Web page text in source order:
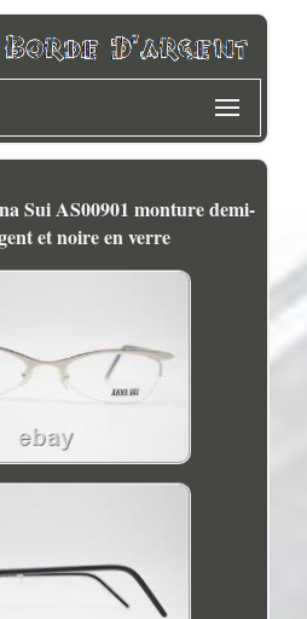
Sui AS00901 monture demi-
et noire en verre